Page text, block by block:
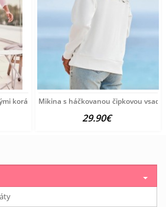
korálkami Ashley Brooke, ružové
Mikina s háčkovanou čipkovou
29.90€